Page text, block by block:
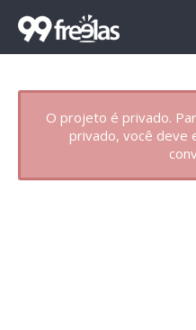
O projeto é privado.
privado, você deve